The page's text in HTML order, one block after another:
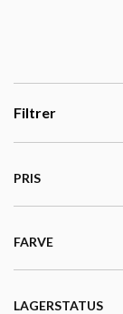
Filtrer
PRIS
FARVE
LAGERSTATUS